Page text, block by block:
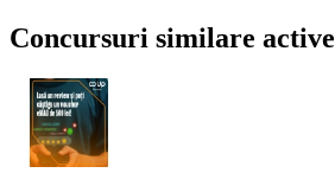
Concursuri similare active